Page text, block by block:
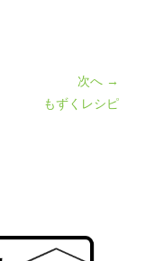
次へ →
もずくレシピ